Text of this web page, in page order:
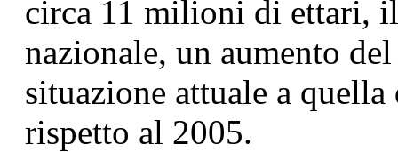
circa 11 milioni di ettari,
nazionale, un aumento
situazione attuale a
rispetto al 2005.